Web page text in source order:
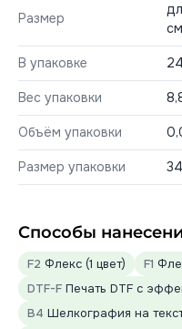
Размер
В упаковке
Вес упаковки
Объём упаковки
Размер упаковки
Способы
F2 Флекс (1 цвет) F1
DTF-F Печать DTF с
B4 Шелкография на